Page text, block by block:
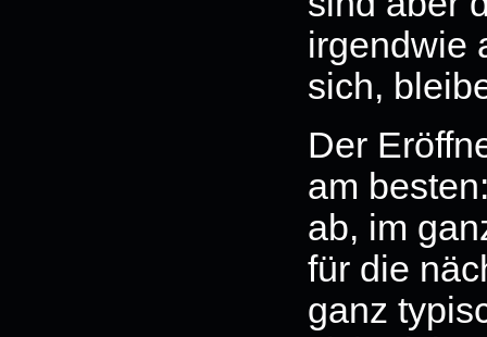
irgendwie
sich,
Der
am
ab, im
für die
ganz